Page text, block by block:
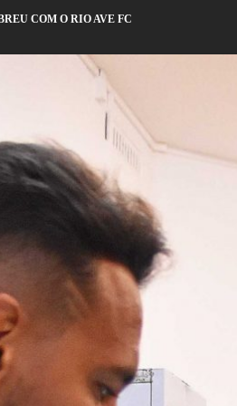
COM O RIO AVE FC